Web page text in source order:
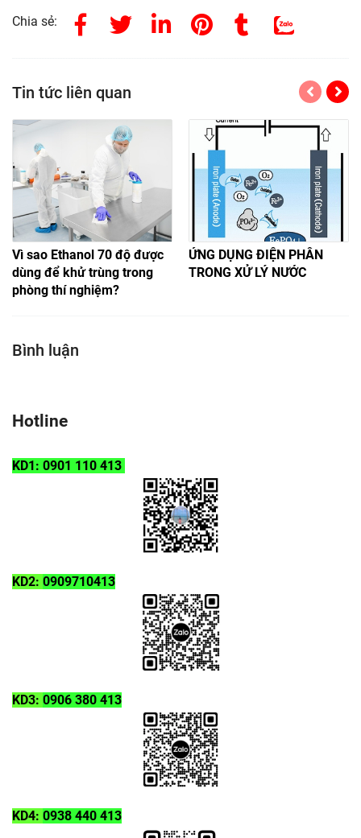
Chia sẻ:
Tin tức liên quan
Vì sao Ethanol 70 độ được
dùng để khử trùng trong
phòng thí nghiệm?
ỨNG DỤNG ĐIỆN PHÂN
TRONG XỬ LÝ NƯỚC
Bình luận
Hotline
KD1: 0901 110 413
KD2: 0909710413
KD3: 0906 380 413
KD4: 0938 440 413